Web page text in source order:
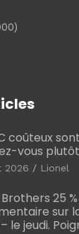
coûteux
vous
2026 Lionel
25
sur
le jeudi.